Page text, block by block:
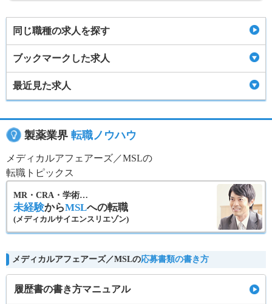
同じ職種の求人を探す
ブックマークした求人
最近見た求人
製薬業界 転職ノウハウ
メディカルアフェアーズ／MSLの
転職トピックス
MR・CRA・学術…
未経験からMSLへの転職
(メディカルサイエンスリエゾン)
メディカルアフェアーズ／MSLの応募書類の書き方
履歴書の書き方マニュアル